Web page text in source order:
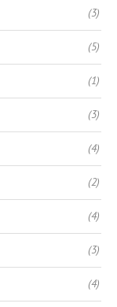
(3)
(5)
(1)
(3)
(4)
(2)
(4)
(3)
(4)